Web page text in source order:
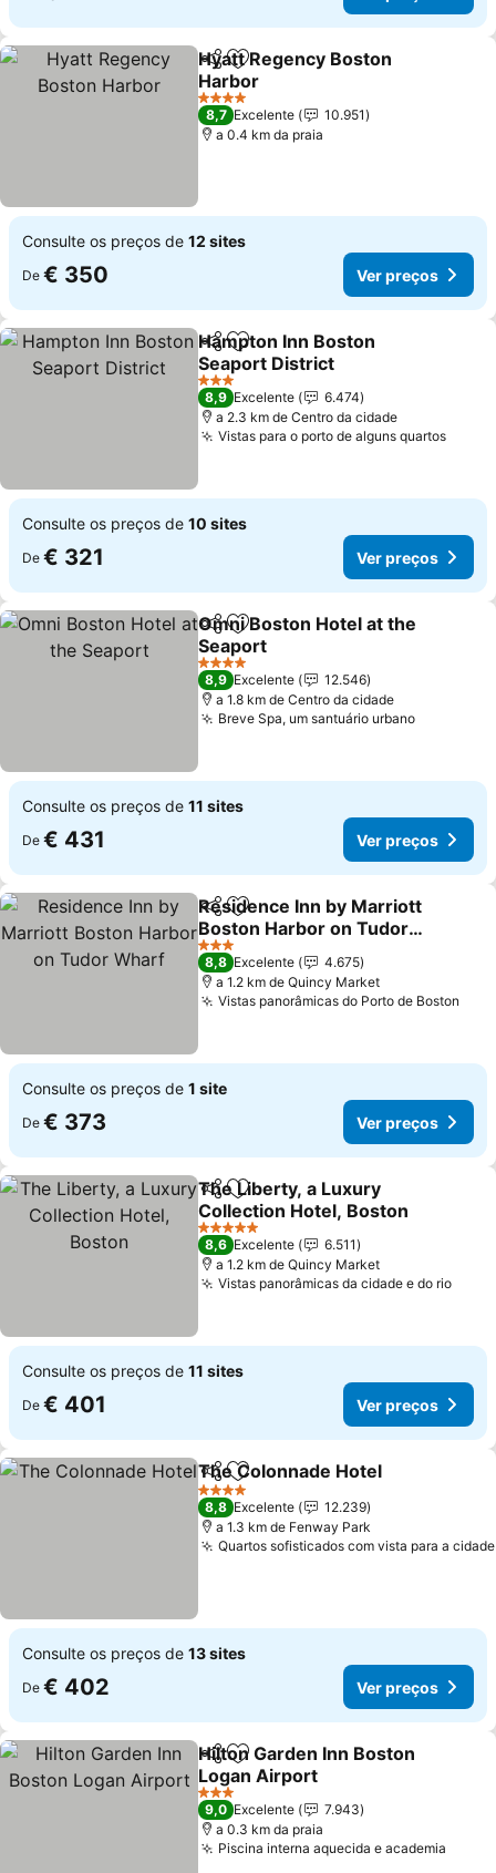
PartilharAdicionar aos favoritos
Hyatt Regency Boston
Harbor
Ver preços
4 Estrelas
8,7 Excelente
10.951
a 0.4 km da praia
Consulte os preços de 12 sites
De € 350 Ver preços
PartilharAdicionar aos favoritos
Hampton Inn Boston
Seaport District
Ver preços
3 Estrelas
8,9 Excelente
6.474
a 2.3 km de Centro da cidade
Vistas para o porto de alguns quartosVer
Consulte os preços de 10 sites
De € 321 Ver preços
PartilharAdicionar aos favoritos
Omni Boston Hotel at the
Seaport
Ver preços
4 Estrelas
8,9 Excelente
12.546
a 1.8 km de Centro da cidade
Breve Spa, um santuário urbanoVer
Consulte os preços de 11 sites
De € 431 Ver preços
PartilharAdicionar aos favoritos
Residence Inn by Marriott
Boston Harbor on Tudor
Wharf
Ver preços
3 Estrelas
8,8 Excelente
4.675
a 1.2 km de Quincy Market
Vistas panorâmicas do Porto de Boston
Consulte os preços de 1 site
De € 373 Ver preços
PartilharAdicionar aos favoritos
The Liberty, a Luxury
Collection Hotel, Boston
Ver preços
5 Estrelas
8,6 Excelente
6.511
a 1.2 km de Quincy Market
Vistas panorâmicas da cidade e do rioVer
Consulte os preços de 11 sites
De € 401 Ver preços
PartilharAdicionar aos favoritos
The Colonnade Hotel
4 Estrelas
8,8 Excelente
12.239
a 1.3 km de Fenway Park
Quartos sofisticados com vista para a cidade
Consulte os preços de 13 sites
De € 402 Ver preços
PartilharAdicionar aos favoritos
Hilton Garden Inn Boston
Logan Airport
Ver preços
3 Estrelas
9,0 Excelente
7.943
a 0.3 km da praia
Piscina interna aquecida e academia